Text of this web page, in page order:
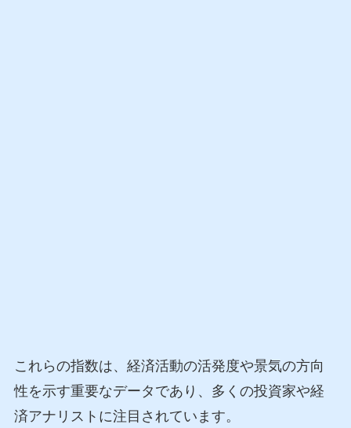
これらの指数は、経済活動の活発度や景気の方向
性を示す重要なデータであり、多くの投資家や経
済アナリストに注目されています。